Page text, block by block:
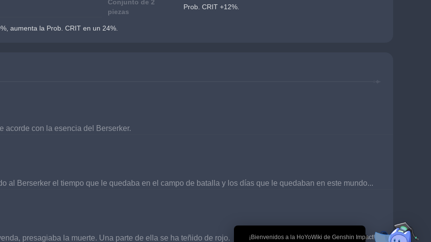
🎉 ¡Bienvenidos a la HoYoWiki de Genshin Impact!
Conjunto de 2
piezas
Prob. CRIT +12%.
aumenta la Prob. CRIT en un 24%.
acorde con la esencia del Berserker.
al Berserker el tiempo que le quedaba en el campo de batalla y los días que le quedaban en este mundo...
presagiaba la muerte. Una parte de ella se ha teñido de rojo.